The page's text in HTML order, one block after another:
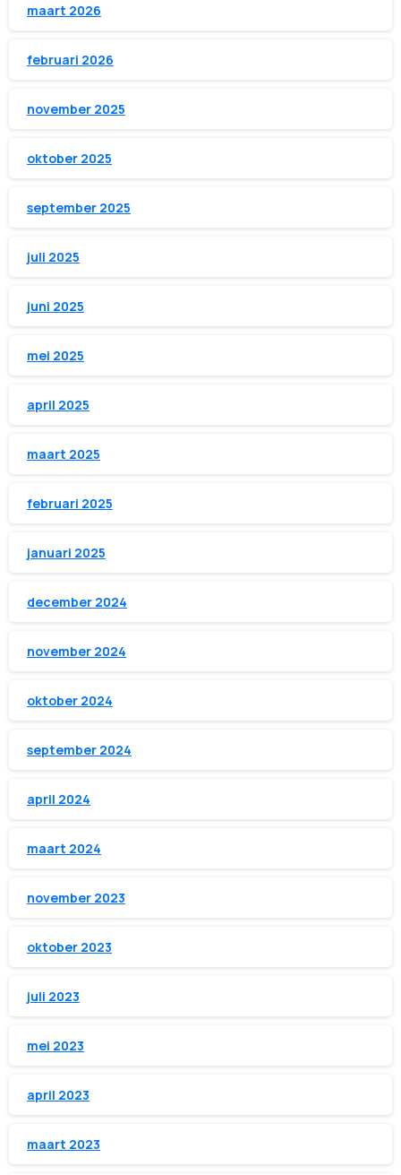
maart 2026
februari 2026
november 2025
oktober 2025
september 2025
juli 2025
juni 2025
mei 2025
april 2025
maart 2025
februari 2025
januari 2025
december 2024
november 2024
oktober 2024
september 2024
april 2024
maart 2024
november 2023
oktober 2023
juli 2023
mei 2023
april 2023
maart 2023